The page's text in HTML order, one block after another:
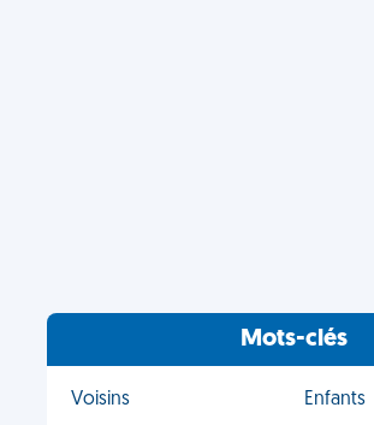
Mots-clés
Voisins
Enfants